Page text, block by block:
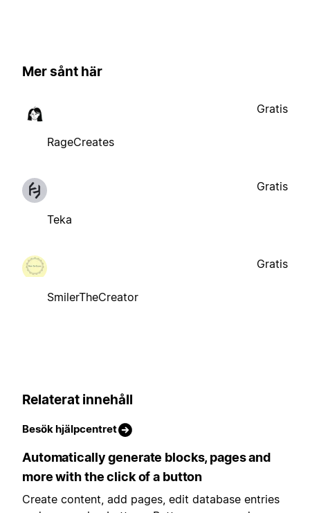
Mer sånt här
RageCreates
Gratis
Teka
Gratis
SmilerTheCreator
Gratis
Relaterat innehåll
Besök hjälpcentret
Automatically generate blocks, pages and
more with the click of a button
Create content, add pages, edit database entries